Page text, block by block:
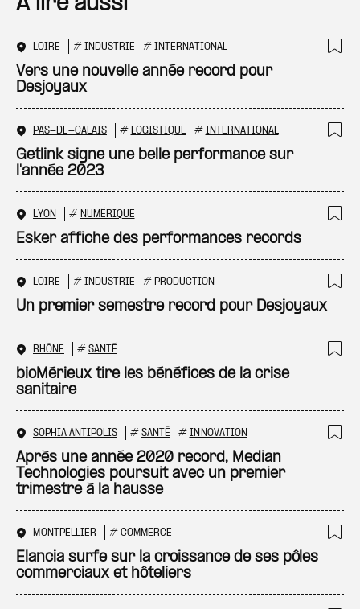
LOIRE # INDUSTRIE # INTERNATIONAL
Vers une nouvelle année record pour
Desjoyaux
PAS-DE-CALAIS # LOGISTIQUE # INTERNATIONAL
Getlink signe une belle performance sur
l'année 2023
LYON # NUMÉRIQUE
Esker affiche des performances records
LOIRE # INDUSTRIE # PRODUCTION
Un premier semestre record pour Desjoyaux
RHÔNE # SANTÉ
bioMérieux tire les bénéfices de la crise
sanitaire
SOPHIA ANTIPOLIS # SANTÉ # INNOVATION
Après une année 2020 record, Median
Technologies poursuit avec un premier
trimestre à la hausse
MONTPELLIER # COMMERCE
Elancia surfe sur la croissance de ses pôles
commerciaux et hôteliers